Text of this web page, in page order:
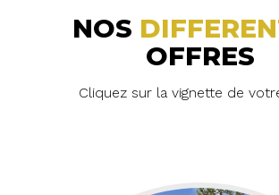
NOS
OFFRES
Cliquez sur la vignette de